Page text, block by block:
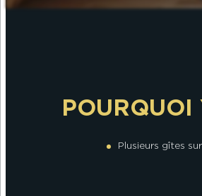
Plusieurs gîtes